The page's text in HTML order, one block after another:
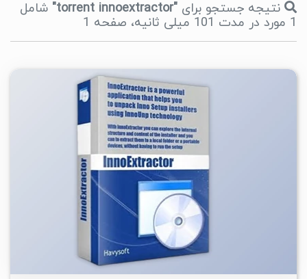
نتیجه جستجو برای "torrent innoextractor"
شامل
1 مورد در مدت 101 میلی ثانیه، صفحه 1
۱۴۰۵/۰۱/۲۹